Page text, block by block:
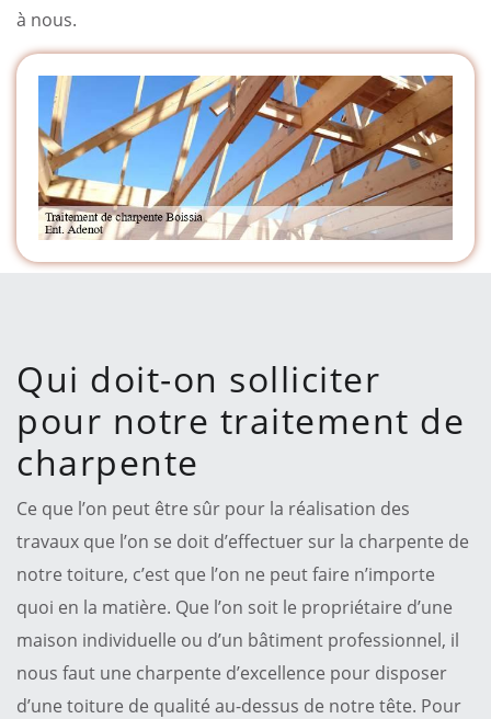
à nous.
Qui doit-on solliciter
pour notre traitement de
charpente
Ce que l’on peut être sûr pour la réalisation des
travaux que l’on se doit d’effectuer sur la charpente de
notre toiture, c’est que l’on ne peut faire n’importe
quoi en la matière. Que l’on soit le propriétaire d’une
maison individuelle ou d’un bâtiment professionnel, il
nous faut une charpente d’excellence pour disposer
d’une toiture de qualité au-dessus de notre tête. Pour